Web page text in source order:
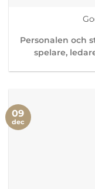
Personalen och
spelare,
09
dec